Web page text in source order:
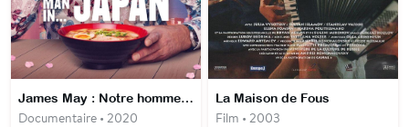
James May : Notre homme au Japon
Documentaire • 2020
La Maison de Fous
Film • 2003